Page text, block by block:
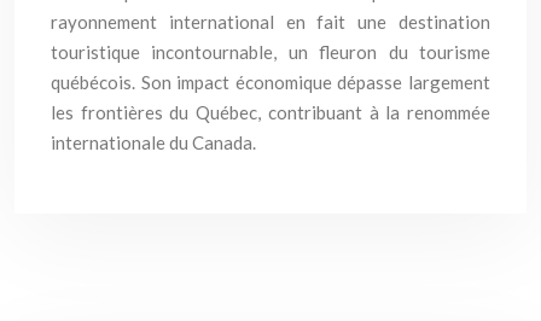
rayonnement international en fait une destination
touristique incontournable, un fleuron du tourisme
québécois. Son impact économique dépasse largement
les frontières du Québec, contribuant à la renommée
internationale du Canada.